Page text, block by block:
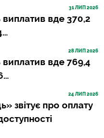
31 ЛИП 2026
вде 370,2
28 ЛИП 2026
виплатив вде 769,4
24 ЛИП 2026
звітує про оплату